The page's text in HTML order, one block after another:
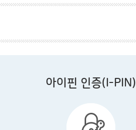
아이핀 인증(I-PIN)